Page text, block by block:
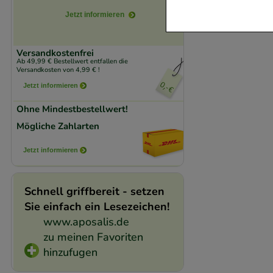
verzichtet werden
Jetzt informieren
Versandkostenfrei
Ab 49,99 € Bestellwert entfallen die
Versandkosten von 4,99 € !
Jetzt informieren
Ohne Mindestbestellwert!
Mögliche Zahlarten
Jetzt informieren
Schnell griffbereit - setzen
Sie einfach ein Lesezeichen!
www.aposalis.de
zu meinen Favoriten
hinzufugen